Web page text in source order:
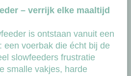
– verrijk elke maaltijd
is ontstaan vanuit een
een voerbak die écht bij de
slowfeeders frustratie
smalle vakjes, harde